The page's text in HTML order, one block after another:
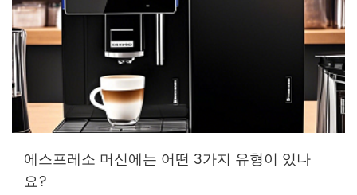
에스프레소 머신에는 어떤 3가지 유형이 있나
요?